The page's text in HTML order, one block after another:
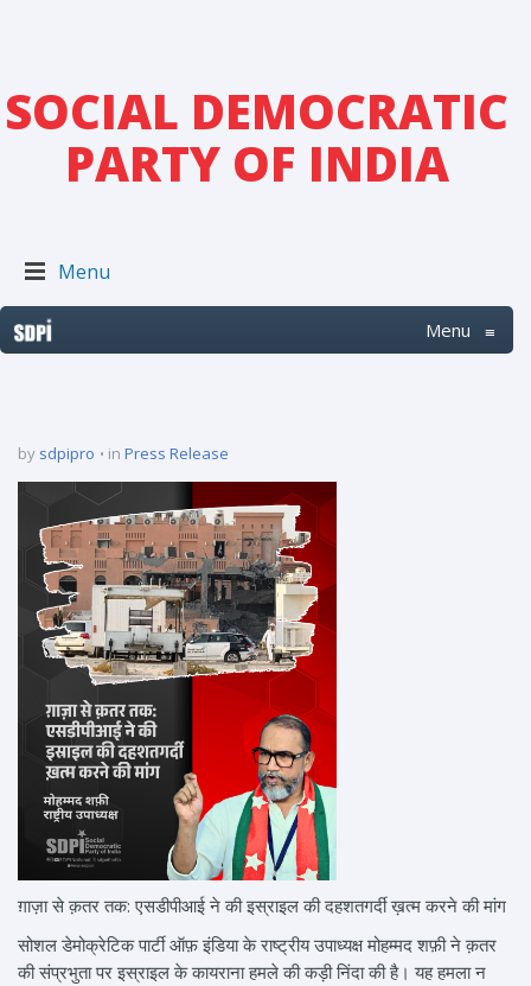
SOCIAL DEMOCRATIC
PARTY OF INDIA
Menu
Menu ≡
by sdpipro in Press Release
ग़ाज़ा से क़तर तक: एसडीपीआई ने की इस्राइल की दहशतगर्दी ख़त्म करने की मांग
सोशल डेमोक्रेटिक पार्टी ऑफ़ इंडिया के राष्ट्रीय उपाध्यक्ष मोहम्मद शफ़ी ने क़तर
की संप्रभुता पर इस्राइल के कायराना हमले की कड़ी निंदा की है। यह हमला न